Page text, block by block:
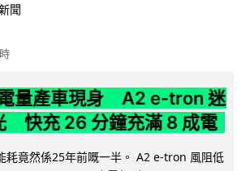
聞
量產車現身 A2 e-tron 迷
快充 26 分鐘充滿 8 成電
耗竟然係25年前嘅一半。 A2 e-tron 風阻低